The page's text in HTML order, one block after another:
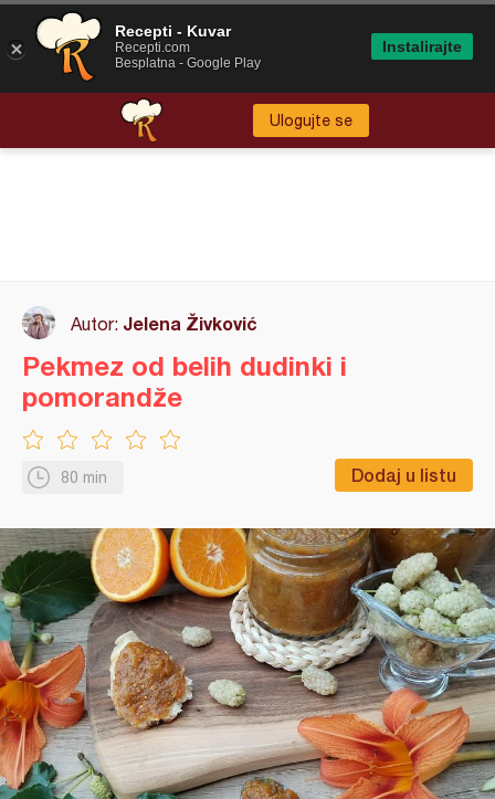
Ulogujte se
Autor: Jelena Živković
80 min Dodaj u listu
Pekmez od belih dudinki i
pomorandže
Recepti - Kuvar
Recepti.com
Besplatna - Google Play
Instalirajte